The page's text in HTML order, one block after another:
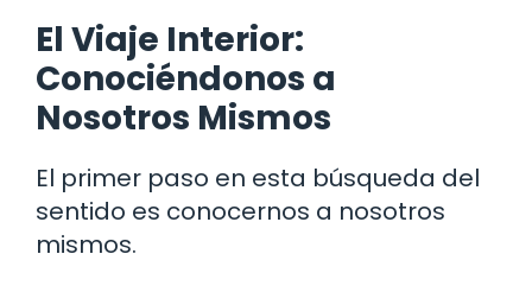
El Viaje Interior:
Conociéndonos a
Nosotros Mismos
El primer paso en esta búsqueda del
sentido es conocernos a nosotros
mismos.